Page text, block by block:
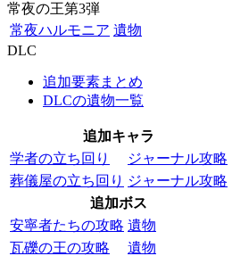
常夜の王第3弾
常夜ハルモニア 遺物
DLC
追加要素まとめ
DLCの遺物一覧
追加キャラ
学者の立ち回り
ジャーナル攻略
葬儀屋の立ち回り ジャーナル攻略
追加ボス
安寧者たちの攻略 遺物
瓦礫の王の攻略
遺物